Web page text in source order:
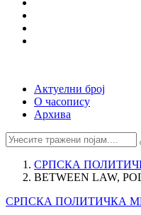
Актуелни број
О часопису
Архива
СРПСКА
BETWEEN LAW,
СРПСКА ПОЛИТИЧКА